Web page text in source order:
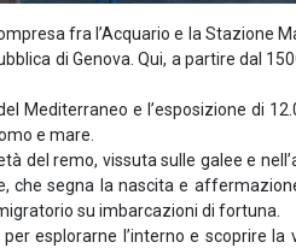
fra l’Acquario e la Stazione
di Genova. Qui, a partire dal
Mediterraneo e l’esposizione di
e mare.
del remo, vissuta sulle galee e
che segna la nascita e
su imbarcazioni di fortuna.
esplorarne l’interno e scoprire